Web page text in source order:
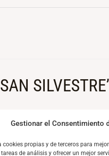
Gestionar el Consentimiento
cookies propias y de terceros para
de análisis y ofrecer un mejor